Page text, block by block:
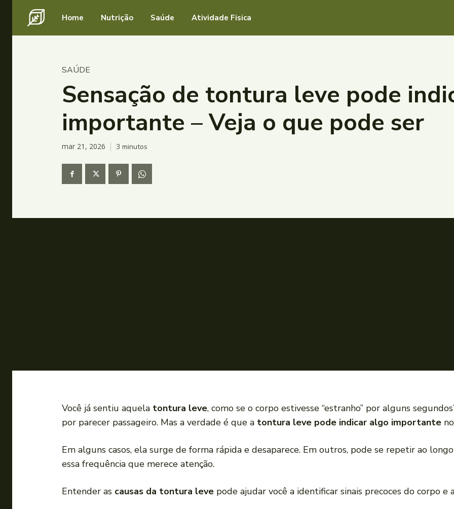
Home Nutrição Saúde Atividade Fisica
SAÚDE
Sensação de tontura leve pode
importante – Veja o que pode ser
mar 21, 2026 3 minutos
Você já sentiu aquela tontura leve, como se o corpo estivesse “estranho” por alguns
por parecer passageiro. Mas a verdade é que a tontura leve pode indicar algo importante
Em alguns casos, ela surge de forma rápida e desaparece. Em outros, pode se repetir ao
essa frequência que merece atenção.
Entender as causas da tontura leve pode ajudar você a identificar sinais precoces do corpo